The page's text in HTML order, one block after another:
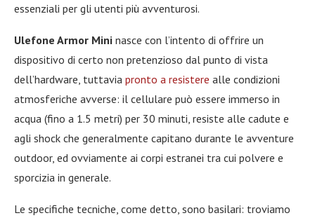
essenziali per gli utenti più avventurosi.
Ulefone Armor Mini nasce con l’intento di offrire un
dispositivo di certo non pretenzioso dal punto di vista
dell’hardware, tuttavia pronto a resistere alle condizioni
atmosferiche avverse: il cellulare può essere immerso in
acqua (fino a 1.5 metri) per 30 minuti, resiste alle cadute e
agli shock che generalmente capitano durante le avventure
outdoor, ed ovviamente ai corpi estranei tra cui polvere e
sporcizia in generale.
Le specifiche tecniche, come detto, sono basilari: troviamo